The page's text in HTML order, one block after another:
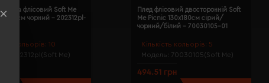
кольорів: 10
202312pl(Soft Me)
флісовий Soft Me
см чорний - 202312pl-
Кількість кольорів: 5
Модель: 70030105(Soft Me)
Плед флісовий двосторонній Soft
Me Picnic 130х180см сірий/
чорний/білий - 70030105-01
494.51 грн